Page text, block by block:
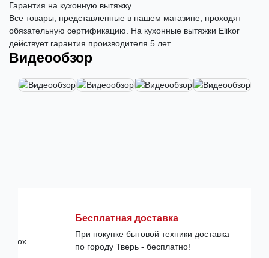
Гарантия на кухонную вытяжку
Все товары, представленные в нашем магазине, проходят
обязательную сертификацию. На кухонные вытяжки Elikor
действует гарантия производителя 5 лет.
Видеообзор
Бесплатная доставка
При покупке бытовой техники доставка
по городу Тверь - бесплатно!